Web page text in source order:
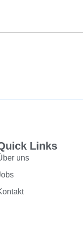
Links
uns